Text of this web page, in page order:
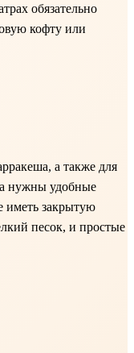
обязательно
кофту или
а также для
нужны удобные
иметь закрытую
песок, и простые